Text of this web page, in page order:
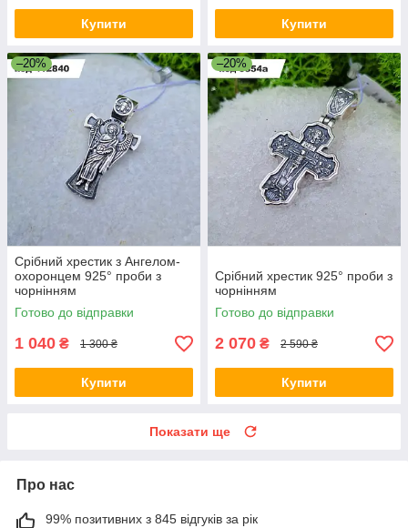
Купити Купити
–20%
Срібний хрестик з Ангелом-
охоронцем 925° проби з
чорнінням
Готово до відправки
1 040 ₴ 1 300 ₴
Купити
–20%
Срібний хрестик 925° проби з
чорнінням
Готово до відправки
2 070 ₴ 2 590 ₴
Купити
Показати ще
Про нас
99% позитивних з 845 відгуків за рік